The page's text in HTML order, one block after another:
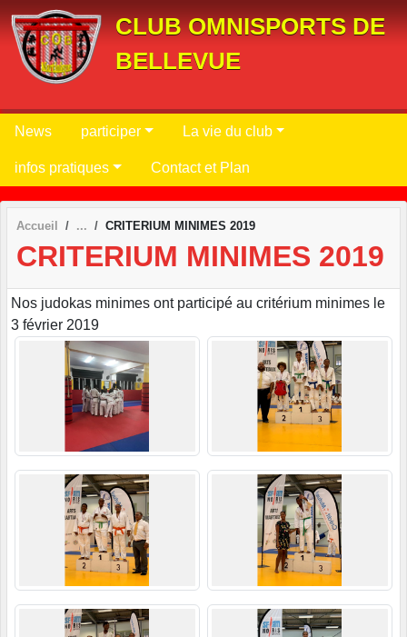
CLUB OMNISPORTS DE
BELLEVUE
News participer La vie du club
infos pratiques Contact et Plan
Accueil CRITERIUM MINIMES 2019
CRITERIUM MINIMES 2019
Nos judokas minimes ont participé au critérium minimes le
3 février 2019
Panneau de gestion des cookies